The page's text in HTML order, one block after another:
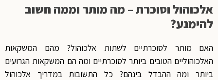
אלכוהול וסוכרת – מה מותר וממה חשוב
להימנע?
האם מותר לסוכרתיים לשתות אלכוהול? מהם המשקאות
האלכוהוליים הטובים ביותר לסוכרתיים ומה הם המשקאות הגרועים
ביותר ומה ההבדל בינהם? כל התשובות במדריך אלכוהול